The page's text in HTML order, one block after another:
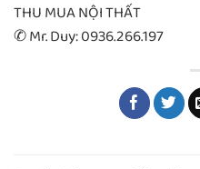
THU MUA NỘI THẤT
✆ Mr. Duy: 0936.266.197